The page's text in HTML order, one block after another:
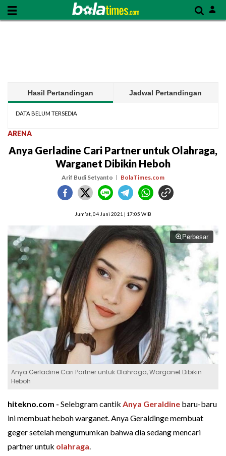
Hasil Pertandingan Jadwal Pertandingan
DATA BELUM TERSEDIA
ARENA
Anya Gerladine Cari Partner untuk Olahraga,
Warganet Dibikin Heboh
Arif Budi Setyanto BolaTimes.com
Jum'at, 04 Juni 2021 | 17:05 WIB
Perbesar
Anya Gerladine Cari Partner untuk Olahraga, Warganet Dibikin
Heboh
hitekno.com - Selebgram cantik Anya Geraldine baru-baru
ini membuat heboh warganet. Anya Geraldinge membuat
geger setelah mengumumkan bahwa dia sedang mencari
partner untuk olahraga.